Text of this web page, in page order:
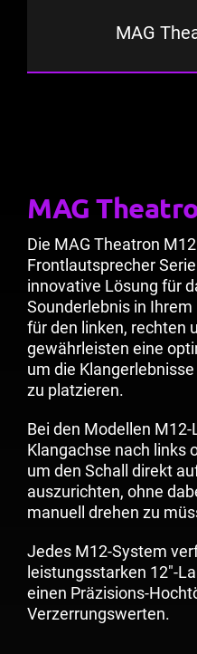
MAG
MAG
Die MAG Theatron
Frontlautsprecher
innovative Lösung für
Sounderlebnis in
für den linken, rechten
gewährleisten eine
um die
zu platzieren.
Bei den Modellen M12-
Klangachse nach links
um den Schall direkt
auszurichten, ohne
manuell drehen zu
Jedes M12-System
leistungsstarken 12″-
einen Präzisions-
Verzerrungswerten.